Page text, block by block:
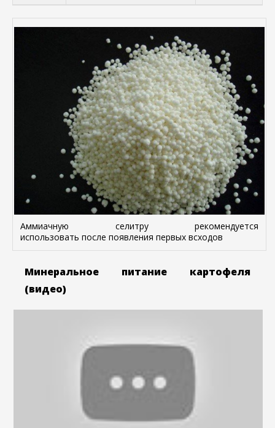
Аммиачную селитру рекомендуется
использовать после появления первых всходов
Минеральное питание картофеля
(видео)